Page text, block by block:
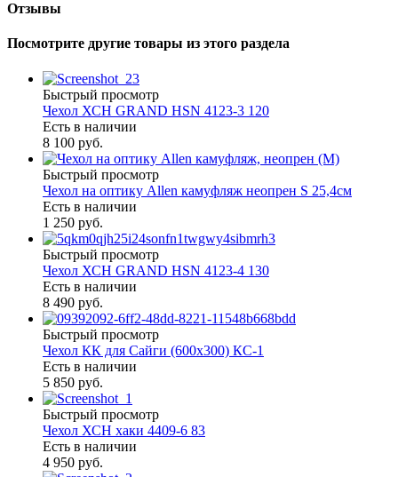
Отзывы
Посмотрите другие товары из этого раздела
Быстрый просмотр
Чехол ХСН GRAND HSN 4123-3 120
Есть в наличии
8 100 руб.
Быстрый просмотр
Чехол на оптику Allen камуфляж неопрен S 25,4см
Есть в наличии
1 250 руб.
Быстрый просмотр
Чехол ХСН GRAND HSN 4123-4 130
Есть в наличии
8 490 руб.
Быстрый просмотр
Чехол КК для Сайги (600х300) КС-1
Есть в наличии
5 850 руб.
Быстрый просмотр
Чехол ХСН хаки 4409-6 83
Есть в наличии
4 950 руб.